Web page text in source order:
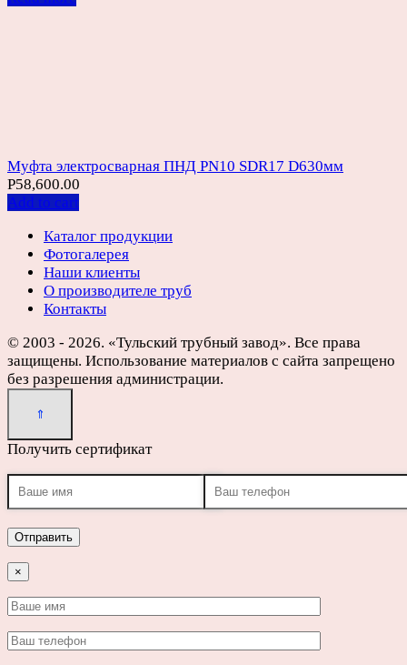
Муфта электросварная ПНД PN10 SDR17 D630мм
Р58,600.00
Add to cart
Каталог продукции
Фотогалерея
Наши клиенты
О производителе труб
Контакты
© 2003 - 2026. «Тульский трубный завод». Все права
защищены. Использование материалов с сайта запрещено
без разрешения администрации.
Получить сертификат
×